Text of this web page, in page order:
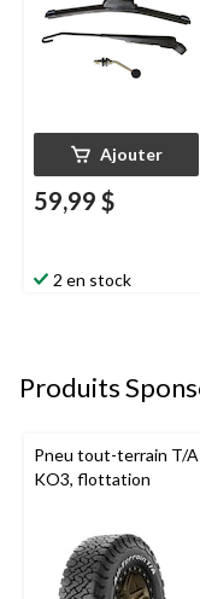
Ajouter
59,99 $
2 en stock
Produits
Pneu tout-terrain T/A
KO3, flottation